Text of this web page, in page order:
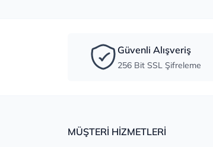
Güvenli Alışveriş
256 Bit SSL Şifreleme
MÜŞTERİ HİZMETLERİ